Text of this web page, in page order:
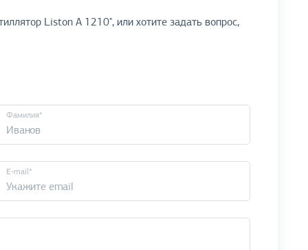
Liston A 1210", или хотите задать вопрос,
Фамилия*
E-mail*